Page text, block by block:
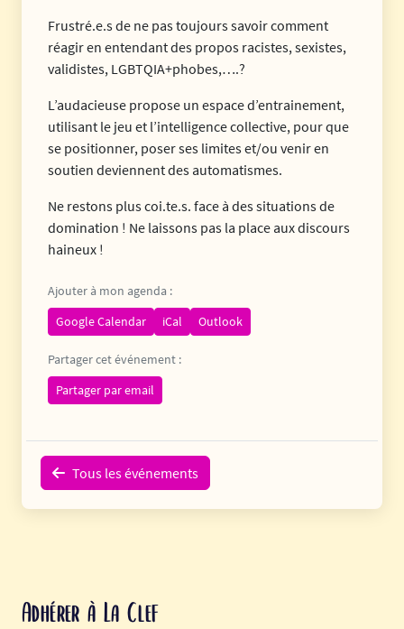
Frustré.e.s de ne pas toujours savoir comment
réagir en entendant des propos racistes, sexistes,
validistes, LGBTQIA+phobes,….?
L’audacieuse propose un espace d’entrainement,
utilisant le jeu et l’intelligence collective, pour que
se positionner, poser ses limites et/ou venir en
soutien deviennent des automatismes.
Ne restons plus coi.te.s. face à des situations de
domination ! Ne laissons pas la place aux discours
haineux !
Ajouter à mon agenda :
Google Calendar
iCal Outlook
Partager cet événement :
Partager par email
Tous les événements
Adhérer à La Clef